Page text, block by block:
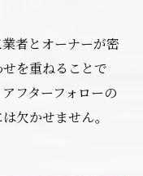
者とオーナーが密
を重ねることで
フターフォローの
欠かせません。